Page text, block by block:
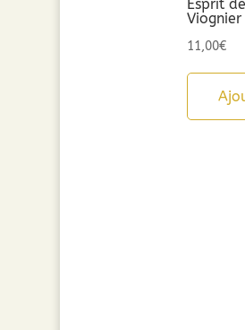
Esprit
11,00€